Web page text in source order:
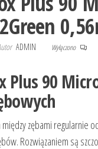
ADMIN Wyłączono
90
zębami regularnie
Rozwiązaniem są